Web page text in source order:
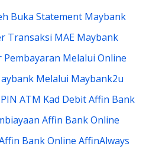
Buka Statement Maybank
Transaksi MAE Maybank
Pembayaran Melalui Online
Melalui Maybank2u
ATM Kad Debit Affin Bank
Affin Bank Online
Bank Online AffinAlways